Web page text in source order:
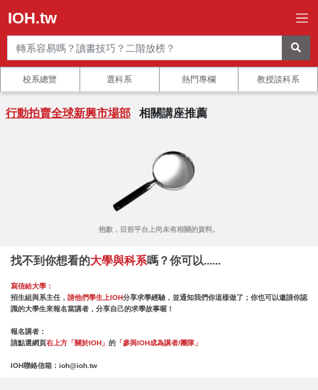
IOH.tw
校系總覽 選科系 熱門專欄 教授談科系
行動拍賣全球新興市場部 相關講座推薦
抱歉，目前平台上尚未有相關的資料。
找不到你想看的大學與科系嗎？你可以......
寫信給大學：
招生組與系主任， 請他們學生上IOH分享求學經驗，並通知我們你這樣做了；你也可以邀請你認
識的大學生來報名當講者，分享自己的求學故事喔！
報名講者：
請點選網頁右上方「關於IOH」 的 「參與IOH成為講者/團隊」
IOH聯絡信箱： ioh@ioh.tw